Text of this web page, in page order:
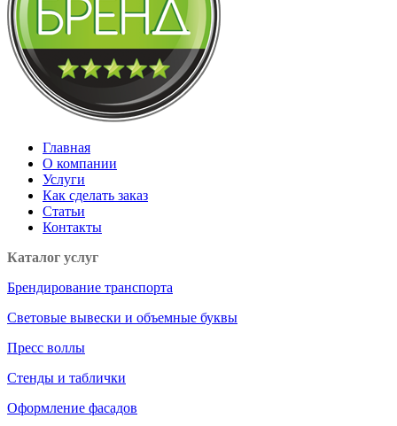
Главная
О компании
Услуги
Как сделать заказ
Статьи
Контакты
Каталог услуг
Брендирование транспорта
Световые вывески и объемные буквы
Пресс воллы
Стенды и таблички
Оформление фасадов